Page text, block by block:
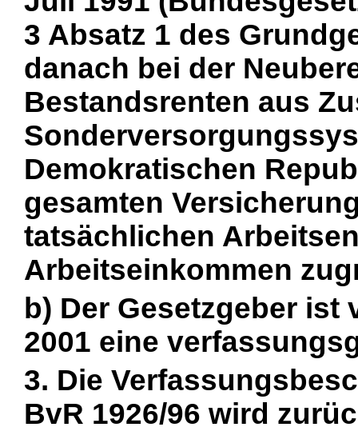
3 Absatz 1 des
danach bei der
Bestandsrenten aus
Demokratischen
gesamten
tatsächlichen
Arbeitseinkommen
b) Der Gesetzgeber
2001 eine
3. Die
BvR 1926/96 wird